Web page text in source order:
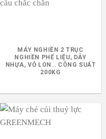
MÁY NGHIỀN 2 TRỤC
NGHIỀN PHẾ LIỆU, DÂY
NHỰA, VỎ LON… CÔNG SUẤT
200KG